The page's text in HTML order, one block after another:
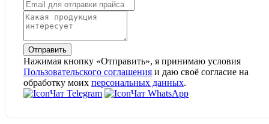
Отправить
Нажимая кнопку «Отправить», я принимаю условия
Пользовательского соглашения и даю своё согласие на
обработку моих персональных данных.
Чат Telegram
Чат WhatsApp